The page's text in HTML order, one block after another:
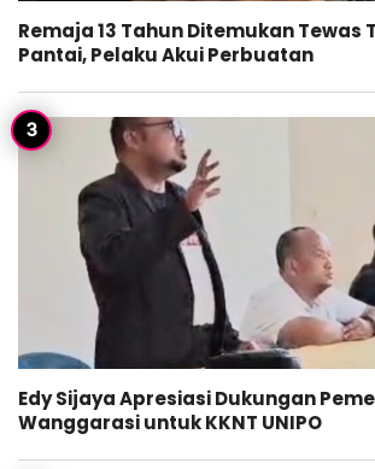
Remaja 13 Tahun Ditemukan Tewas
Pantai, Pelaku Akui Perbuatan
Edy Sijaya Apresiasi Dukungan
Wanggarasi untuk KKNT UNIPO